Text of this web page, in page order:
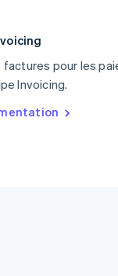
pour les
Invoicing.